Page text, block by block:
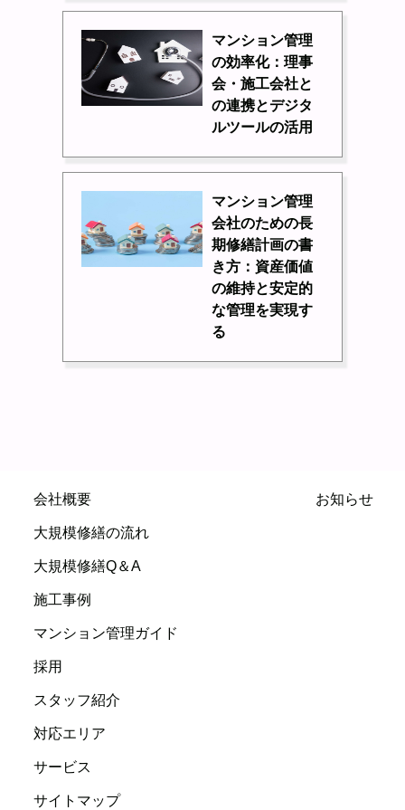
マンション管理
の効率化：理事
会・施工会社と
の連携とデジタ
ルツールの活用
マンション管理
会社のための長
期修繕計画の書
き方：資産価値
の維持と安定的
な管理を実現す
る
会社概要
大規模修繕の流れ
大規模修繕Q＆A
施工事例
マンション管理ガイド
採用
スタッフ紹介
対応エリア
サービス
サイトマップ
お知らせ